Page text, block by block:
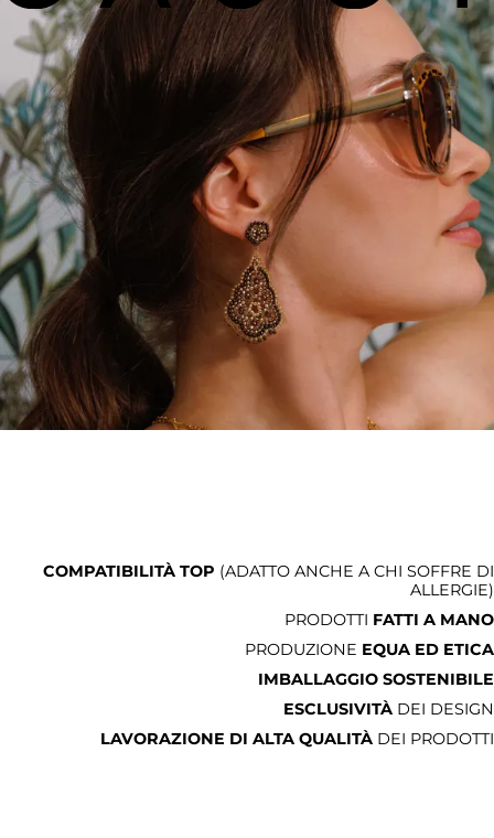
COMPATIBILITÀ TOP (ADATTO ANCHE A CHI SOFFRE DI
ALLERGIE)
PRODOTTI FATTI A MANO
PRODUZIONE EQUA ED ETICA
IMBALLAGGIO SOSTENIBILE
ESCLUSIVITÀ DEI DESIGN
LAVORAZIONE DI ALTA QUALITÀ DEI PRODOTTI